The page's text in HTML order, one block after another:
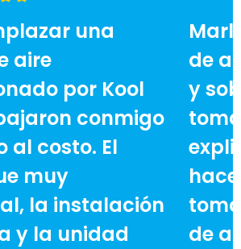
una
aire
por Kool
conmigo
al costo. El
muy
la instalación
y la unidad
de
y
de